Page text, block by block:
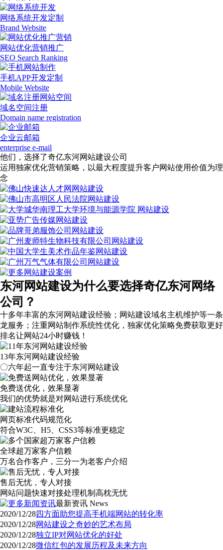
网络系统开发定制
Brand Website
网站优化营销推广
SEO Search Ranking
手机APP开发定制
Mobile Website
域名空间注册
Domain name registration
企业云邮箱
enterprise e-mail
他们，选择了奇亿东河网站建设公司
运用独家优化营销策略，以最大程度提升客户网站使用价值为理
念
东河网站建设为什么要选择奇亿东河网络
公司？
十多年丰富的东河网站建设经验；网站建设域名主机维护等一条
龙服务 ；注重网站制作系统性优化， 独家优化策略免费获取更好
排名让网站24小时赚钱！
13年东河网站建设经验
〇六年起一直专注于东河网站建设
免费送优化，效果显著
我们的优势就是对网站进行系统优化
网页标准代码规范化
符合W3C、H5、CSS3等标准更稳定
全球超万家客户信赖
万名合作客户，三分一为老客户介绍
售后无忧，专人对接
网站问题快速对接处理机制高枕无忧
最新资讯 News
2020/12/28四方面助您提高手机端网站的转化率
2020/12/28网站建设之奇妙的艺术布局
2020/12/28独立IP对网站优化的好处
2020/12/28微信红包的发展历程及未来方向